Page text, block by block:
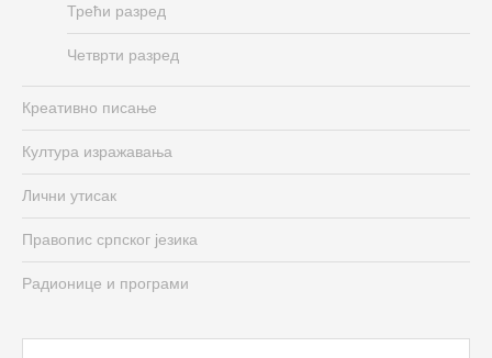
Трећи разред
Четврти разред
Креативно писање
Култура изражавања
Лични утисак
Правопис српског језика
Радионице и програми